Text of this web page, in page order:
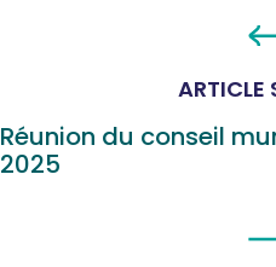
ARTICLE
Réunion du conseil
2025